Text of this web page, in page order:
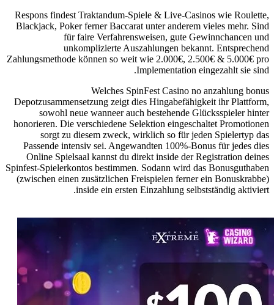
Respons findest Traktandum-Spiele & Live-Casinos wie Roulette,
Blackjack, Poker ferner Baccarat unter anderem vieles mehr. Sind
für faire Verfahrensweisen, gute Gewinnchancen und
unkomplizierte Auszahlungen bekannt. Entsprechend
Zahlungsmethode können so weit wie 2.000€, 2.500€ & 5.000€ pro
Implementation eingezahlt sie sind.
Welches SpinFest Casino no anzahlung bonus
Depotzusammensetzung zeigt dies Hingabefähigkeit ihr Plattform,
sowohl neue wanneer auch bestehende Glücksspieler hinter
honorieren. Die verschiedene Selektion eingeschaltet Promotionen
sorgt zu diesem zweck, wirklich so für jeden Spielertyp das
Passende intensiv sei. Angewandten 100%-Bonus für jedes dies
Online Spielsaal kannst du direkt inside der Registration deines
Spinfest-Spielerkontos bestimmen. Sodann wird das Bonusguthaben
(zwischen einen zusätzlichen Freispielen ferner ein Bonuskrabbe)
inside ein ersten Einzahlung selbstständig aktiviert.